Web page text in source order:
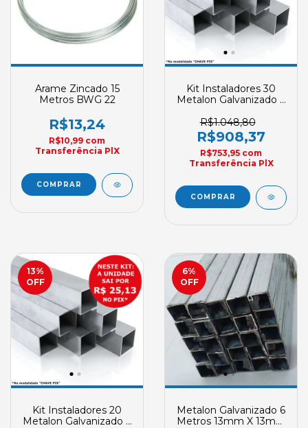
Arame Zincado 15
Metros BWG 22
R$13,24
R$10,99 com
Transferência PlX
Kit Instaladores 30
Metalon Galvanizado 6
R$1.048,80
R$908,37
R$753,95 com
Transferência PlX
13%
OFF
Kit Instaladores 20
Metalon Galvanizado 6
6%
OFF
Metalon Galvanizado 6
Metros 13mm X 13mm